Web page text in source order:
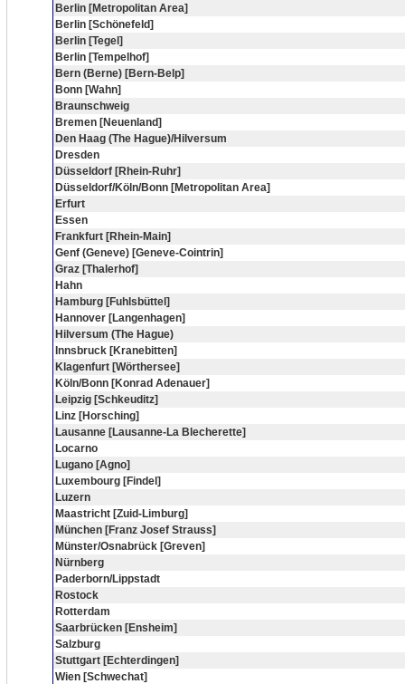
Berlin [Metropolitan Area]
Berlin [Schönefeld]
Berlin [Tegel]
Berlin [Tempelhof]
Bern (Berne) [Bern-Belp]
Bonn [Wahn]
Braunschweig
Bremen [Neuenland]
Den Haag (The Hague)/Hilversum
Dresden
Düsseldorf [Rhein-Ruhr]
Düsseldorf/Köln/Bonn [Metropolitan Area]
Erfurt
Essen
Frankfurt [Rhein-Main]
Genf (Geneve) [Geneve-Cointrin]
Graz [Thalerhof]
Hahn
Hamburg [Fuhlsbüttel]
Hannover [Langenhagen]
Hilversum (The Hague)
Innsbruck [Kranebitten]
Klagenfurt [Wörthersee]
Köln/Bonn [Konrad Adenauer]
Leipzig [Schkeuditz]
Linz [Horsching]
Lausanne [Lausanne-La Blecherette]
Locarno
Lugano [Agno]
Luxembourg [Findel]
Luzern
Maastricht [Zuid-Limburg]
München [Franz Josef Strauss]
Münster/Osnabrück [Greven]
Nürnberg
Paderborn/Lippstadt
Rostock
Rotterdam
Saarbrücken [Ensheim]
Salzburg
Stuttgart [Echterdingen]
Wien [Schwechat]